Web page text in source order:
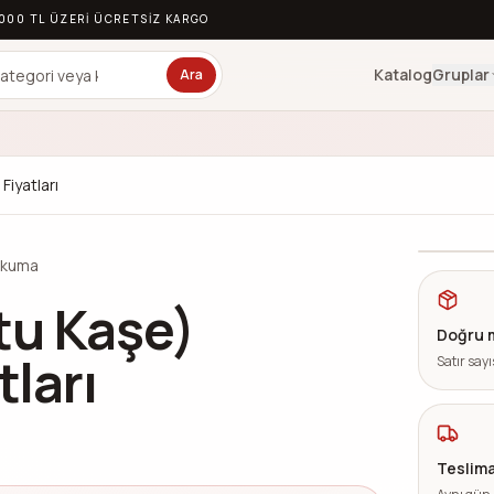
TL ÜZERI ÜCRETSIZ KARGO
Ara KatalogGruplar
Kaşe)
250
Doğru
Satır